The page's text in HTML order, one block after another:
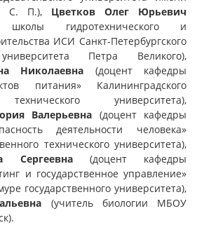
С. П.), Цветков Олег Юрьевич
гидротехнического и
ИСИ Санкт-Петербургского
университета Петра Великого),
Николаевна (доцент кафедры
питания» Калининградского
технического университета),
Валерьевна (доцент кафедры
деятельности человека»
технического университета),
Сергеевна(доцент кафедры
и государственное управление»
государственного университета),
(учитель биологии МБОУ